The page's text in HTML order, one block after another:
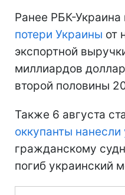
Ранее РБК-Украина
потери Украины от
экспортной
миллиардов
второй половины
Также 6 августа
оккупанты нанесли
гражданскому
погиб украинский